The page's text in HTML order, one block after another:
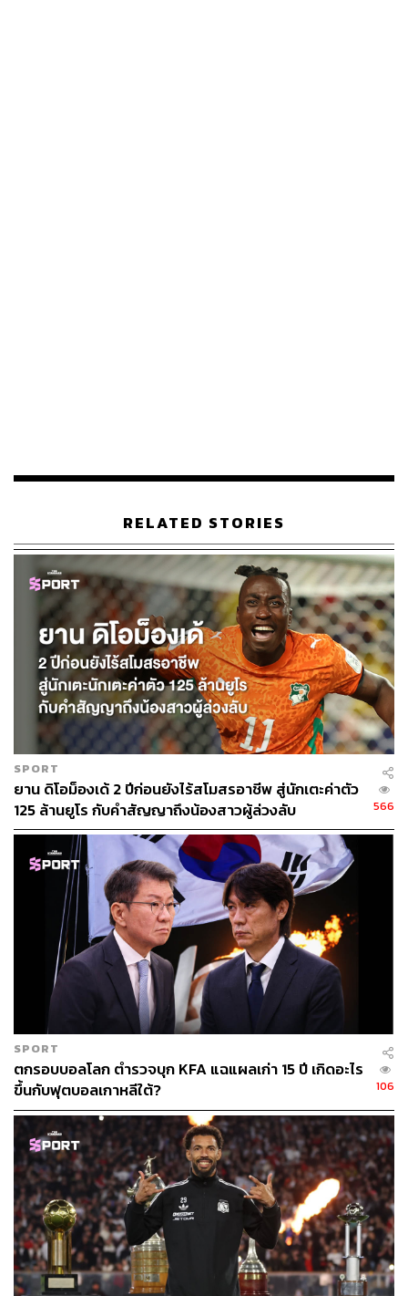
RELATED STORIES
SPORT
ยาน ดิโอม็องเด้ 2 ปีก่อนยังไร้สโมสรอาชีพ สู่นักเตะค่าตัว
125 ล้านยูโร กับคำสัญญาถึงน้องสาวผู้ล่วงลับ
566
SPORT
ตกรอบบอลโลก ตำรวจบุก KFA แฉแผลเก่า 15 ปี เกิดอะไร
ขึ้นกับฟุตบอลเกาหลีใต้?
106